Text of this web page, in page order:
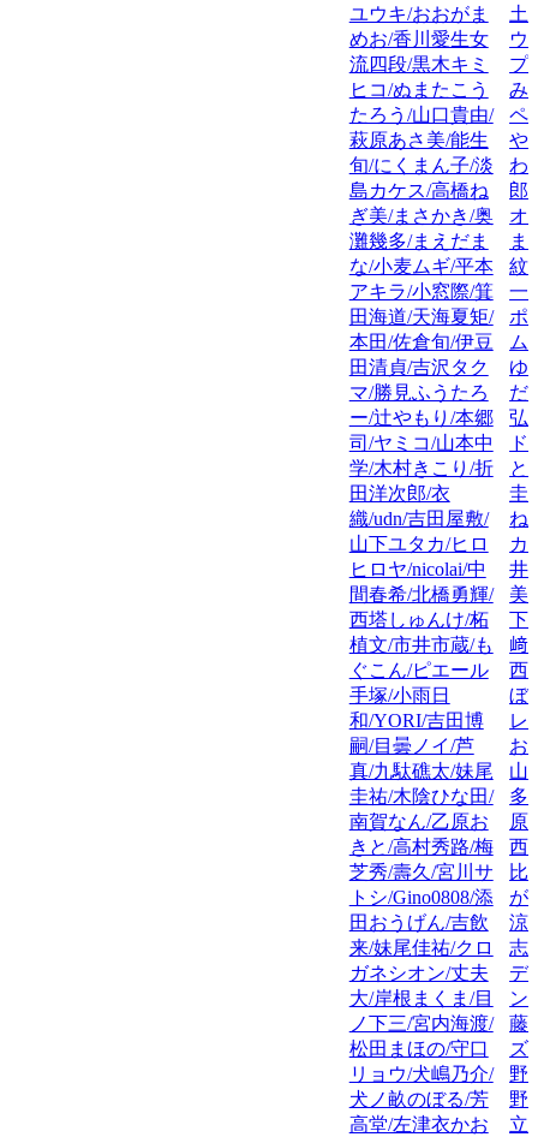
ユウキ/おおがま
めお/香川愛生女
流四段/黒木キミ
ヒコ/ぬまたこう
たろう/山口貴由/
萩原あさ美/能生
旬/にくまん子/淡
島カケス/高橋ね
ぎ美/まさかき/奥
灘幾多/まえだま
な/小麦ムギ/平本
アキラ/小窓際/箕
田海道/天海夏矩/
本田/佐倉旬/伊豆
田清貞/吉沢タク
マ/勝見ふうたろ
ー/辻やもり/本郷
司/ヤミコ/山本中
学/木村きこり/折
田洋次郎/衣
織/udn/吉田屋敷/
山下ユタカ/ヒロ
ヒロヤ/nicolai/中
間春希/北橋勇輝/
西塔しゅんけ/柘
植文/市井市蔵/も
ぐこん/ピエール
手塚/小雨日
和/YORI/吉田博
嗣/目曇ノイ/芦
真/九駄礁太/妹尾
圭祐/木陰ひな田/
南賀なん/乙原お
きと/高村秀路/梅
芝秀/壽久/宮川サ
トシ/Gino0808/添
田おうげん/吉飲
来/妹尾佳祐/クロ
ガネシオン/丈夫
大/岸根まくま/目
ノ下三/宮内海渡/
松田まほの/守口
リョウ/犬嶋乃介/
犬ノ畝のぼる/芳
高堂/左津衣かお
土
ウ
プ
み/
ペ/
や
わ
郎
オ
ま
紋/
一
ポ
ム
ゆ
だ
弘
ド
と
圭/
ね
カ
井
美/
下
﨑
西
ぼ/
レ
お
山
多
原
西
比
が
涼/
志
デ
ン
藤
ズ
野
野
立